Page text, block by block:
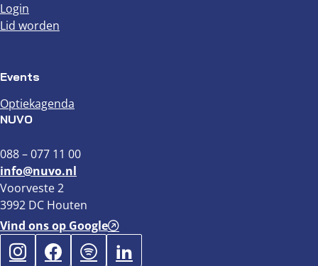
Login
Lid worden
Events
Optiekagenda
NUVO
088 – 077 11 00
info@nuvo.nl
Voorveste 2
3992 DC Houten
Vind ons op Google